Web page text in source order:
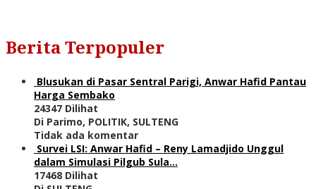
Berita Terpopuler
Blusukan di Pasar Sentral Parigi, Anwar Hafid Pantau
Harga Sembako
24347 Dilihat
Di Parimo, POLITIK, SULTENG
Tidak ada komentar
Survei LSI: Anwar Hafid – Reny Lamadjido Unggul
dalam Simulasi Pilgub Sula…
17468 Dilihat